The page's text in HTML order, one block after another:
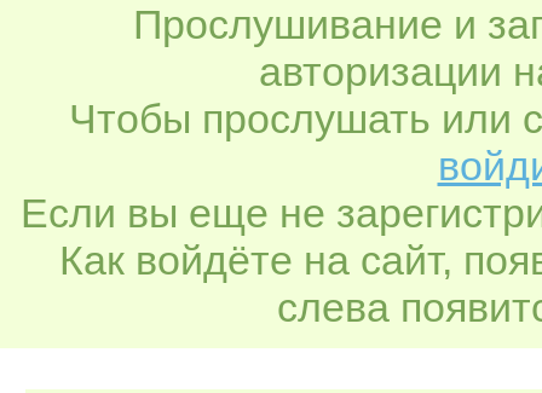
Прослушивание и
авторизации
Чтобы прослушать или
Если вы еще не
Как войдёте на сайт,
слева